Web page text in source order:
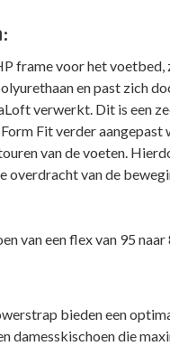
frame voor het
en past zich
verwerkt. Dit is een
Fit verder
van de voeten.
overdracht van de
van een flex van 95 naar
bieden een
damesskischoen die